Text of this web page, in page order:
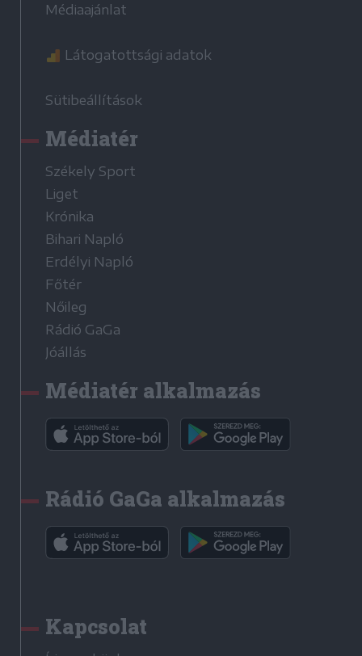
Médiaajánlat
Látogatottsági adatok
Sütibeállítások
Médiatér
Székely Sport
Liget
Krónika
Bihari Napló
Erdélyi Napló
Főtér
Nőileg
Rádió GaGa
Jóállás
Médiatér alkalmazás
Rádió GaGa alkalmazás
Kapcsolat